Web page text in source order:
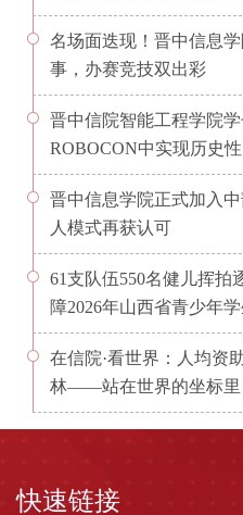
名场面迭现！晋中信息
事，办赛竞技双出彩
晋中信院智能工程学院
ROBOCON中实现历史
晋中信息学院正式加入
人模式再获认可
61支队伍550名健儿挥拍
障2026年山西省青少年
在信院·看世界：人均资
林——站在世界的坐标里
快速链接